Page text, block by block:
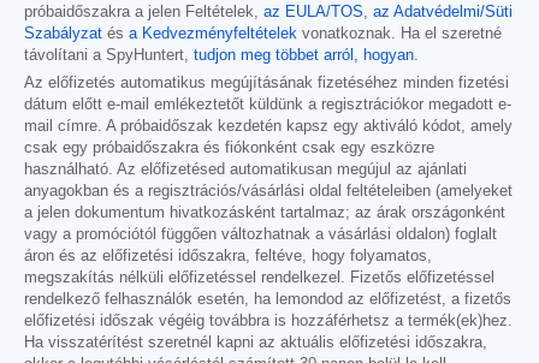
próbaidőszakra a jelen Feltételek, az EULA/TOS, az Adatvédelmi/Süti
Szabályzat és a Kedvezményfeltételek vonatkoznak. Ha el szeretné
távolítani a SpyHuntert, tudjon meg többet arról, hogyan.
Az előfizetés automatikus megújításának fizetéséhez minden fizetési
dátum előtt e-mail emlékeztetőt küldünk a regisztrációkor megadott e-
mail címre. A próbaidőszak kezdetén kapsz egy aktiváló kódot, amely
csak egy próbaidőszakra és fiókonként csak egy eszközre
használható. Az előfizetésed automatikusan megújul az ajánlati
anyagokban és a regisztrációs/vásárlási oldal feltételeiben (amelyeket
a jelen dokumentum hivatkozásként tartalmaz; az árak országonként
vagy a promóciótól függően változhatnak a vásárlási oldalon) foglalt
áron és az előfizetési időszakra, feltéve, hogy folyamatos,
megszakítás nélküli előfizetéssel rendelkezel. Fizetős előfizetéssel
rendelkező felhasználók esetén, ha lemondod az előfizetést, a fizetős
előfizetési időszak végéig továbbra is hozzáférhetsz a termék(ek)hez.
Ha visszatérítést szeretnél kapni az aktuális előfizetési időszakra,